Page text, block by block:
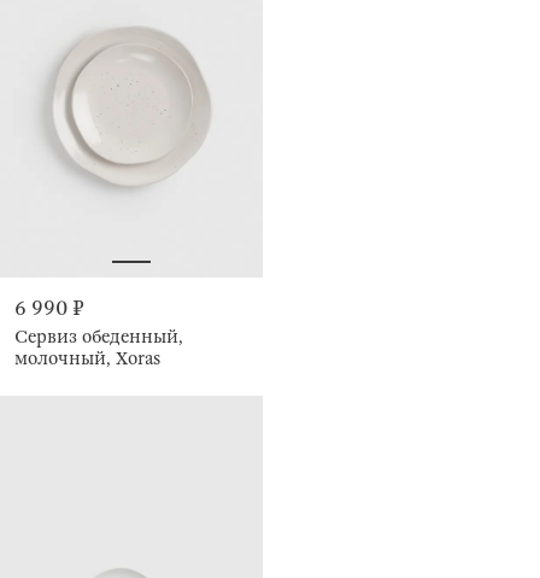
6 990 ₽
Сервиз обеденный,
молочный, Xoras